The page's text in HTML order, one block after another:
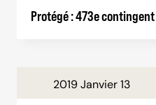
Protégé : 473e contingent
2019 Janvier 13